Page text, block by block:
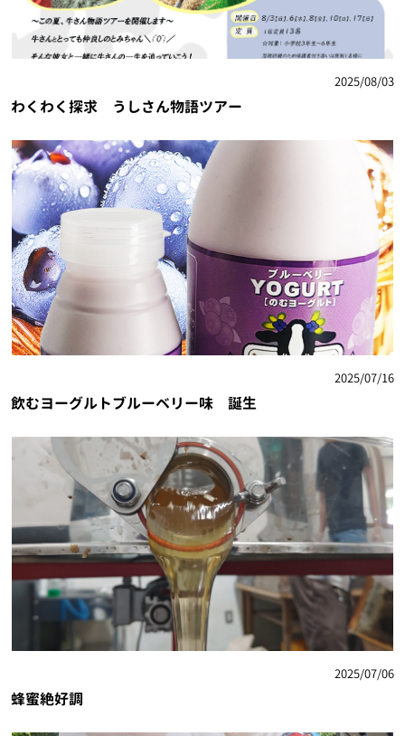
2025/08/03
わくわく探求 うしさん物語ツアー
2025/07/16
飲むヨーグルトブルーベリー味 誕生
2025/07/06
蜂蜜絶好調